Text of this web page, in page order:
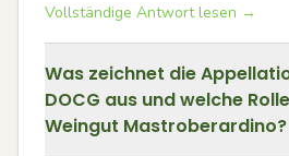
Vollständige Antwort lesen →
Was zeichnet die
DOCG aus und welche
Weingut Mastroberardino?